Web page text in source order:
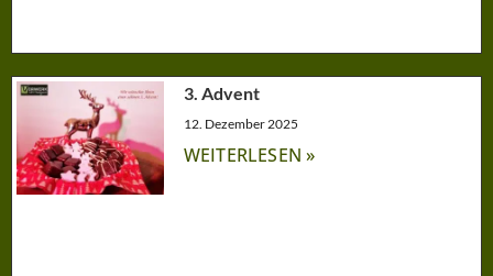
3. Advent
12. Dezember 2025
WEITERLESEN »